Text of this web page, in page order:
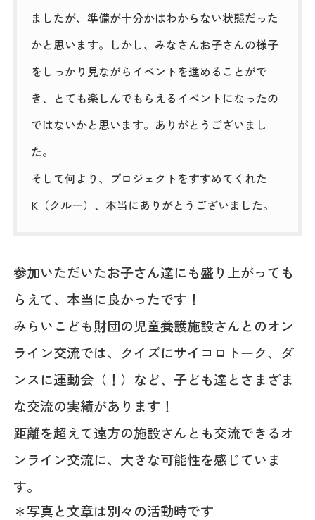
ましたが、準備が十分かはわからない状態だった
かと思います。しかし、みなさんお子さんの様子
をしっかり見ながらイベントを進めることがで
き、とても楽しんでもらえるイベントになったの
ではないかと思います。ありがとうございまし
た。
そして何より、プロジェクトをすすめてくれた
K（クルー）、本当にありがとうございました。
参加いただいたお子さん達にも盛り上がっても
らえて、本当に良かったです！
みらいこども財団の児童養護施設さんとのオン
ライン交流では、クイズにサイコロトーク、ダ
ンスに運動会（！）など、子ども達とさまざま
な交流の実績があります！
距離を超えて遠方の施設さんとも交流できるオ
ンライン交流に、大きな可能性を感じていま
す。
＊写真と文章は別々の活動時です